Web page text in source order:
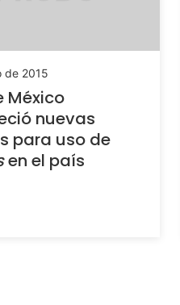
de 2015
México
nuevas
para uso de
en el país